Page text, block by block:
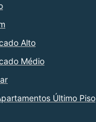
Alto
Médio
Último Piso